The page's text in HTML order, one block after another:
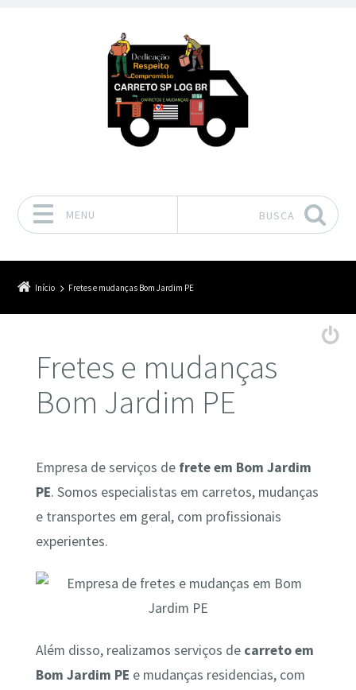
MENU BUSCA
Início Fretes e mudanças Bom Jardim PE
Fretes e mudanças
Bom Jardim PE
Empresa de serviços de frete em Bom Jardim
PE. Somos especialistas em carretos, mudanças
e transportes em geral, com profissionais
experientes.
Além disso, realizamos serviços de carreto em
Bom Jardim PE e mudanças residencias, com